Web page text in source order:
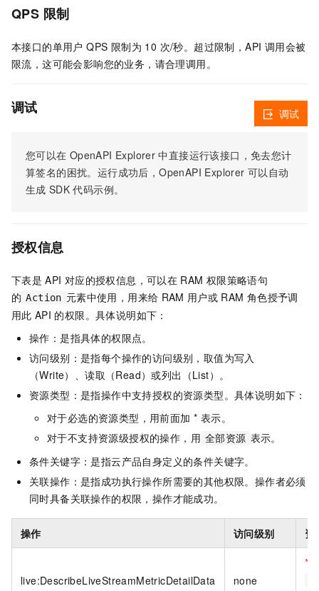
QPS 限制
本接口的单用户 QPS 限制为 10 次/秒。超过限制，API 调用会被
限流，这可能会影响您的业务，请合理调用。
调试
您可以在 OpenAPI Explorer 中直接运行该接口，免去您计
算签名的困扰。运行成功后，OpenAPI Explorer 可以自动
生成 SDK 代码示例。
调试
授权信息
下表是 API 对应的授权信息，可以在 RAM 权限策略语句
的 Action 元素中使用，用来给 RAM 用户或 RAM 角色授予调
用此 API 的权限。具体说明如下：
操作：是指具体的权限点。
访问级别：是指每个操作的访问级别，取值为写入
（Write）、读取（Read）或列出（List）。
资源类型：是指操作中支持授权的资源类型。具体说明如下：
对于必选的资源类型，用前面加 * 表示。
对于不支持资源级授权的操作，用 全部资源 表示。
条件关键字：是指云产品自身定义的条件关键字。
关联操作：是指成功执行操作所需要的其他权限。操作者必须
同时具备关联操作的权限，操作才能成功。
操作 访问级别 资
live:DescribeLiveStreamMetricDetailData none
*